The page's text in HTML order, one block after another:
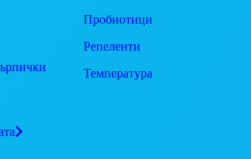
Пробиотици
Репеленти
Температура